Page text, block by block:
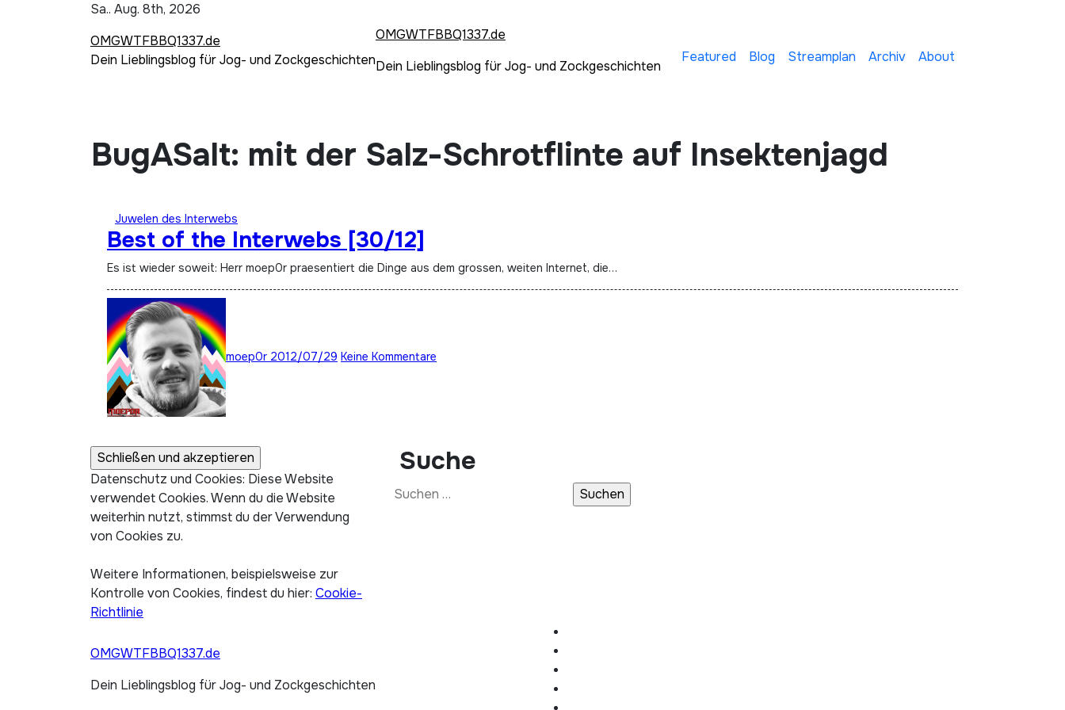
Sa.. Aug. 8th, 2026
OMGWTFBBQ1337.de
Dein Lieblingsblog für Jog- und Zockgeschichten
OMGWTFBBQ1337.de
Dein Lieblingsblog für Jog- und Zockgeschichten
Featured Blog Streamplan Archiv About
BugASalt: mit der Salz-Schrotflinte auf Insektenjagd
Juwelen des Interwebs
Best of the Interwebs [30/12]
Es ist wieder soweit: Herr moep0r praesentiert die Dinge aus dem grossen, weiten Internet, die…
moep0r 2012/07/29 Keine Kommentare
Datenschutz und Cookies: Diese Website
verwendet Cookies. Wenn du die Website
weiterhin nutzt, stimmst du der Verwendung
von Cookies zu.
Weitere Informationen, beispielsweise zur
Kontrolle von Cookies, findest du hier: Cookie-
Richtlinie
Suche
Suchen
OMGWTFBBQ1337.de
Dein Lieblingsblog für Jog- und Zockgeschichten